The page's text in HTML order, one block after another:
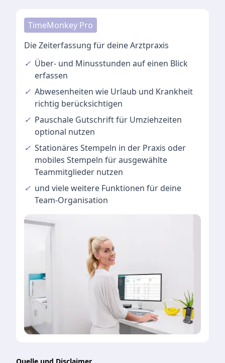
TimeMonkey Pro
Die Zeiterfassung für deine Arztpraxis
✓ Über- und Minusstunden auf einen Blick
erfassen
✓ Abwesenheiten wie Urlaub und Krankheit
richtig berücksichtigen
✓ Pauschale Gutschriftfür Umziehzeiten
optional nutzen
✓ Stationäres Stempeln in der Praxis oder
mobiles Stempeln für ausgewählte
Teammitglieder nutzen
✓ und vieleweitere Funktionen für deine
Team-Organisation